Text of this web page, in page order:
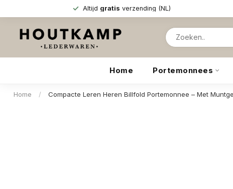
Altijd gratis verzending (NL)
Home Portemonnees
Home / Compacte Leren Heren Billfold Portemonnee – Met